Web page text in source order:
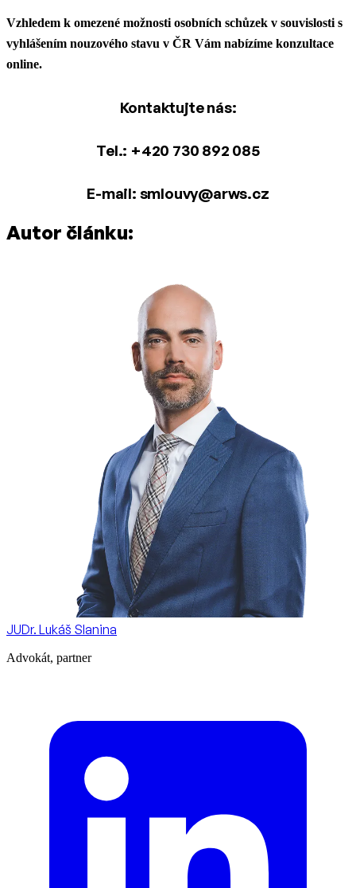
Vzhledem k omezené možnosti osobních schůzek v souvislosti s
vyhlášením nouzového stavu v ČR Vám nabízíme konzultace
online.
Kontaktujte nás:
Tel.: +420 730 892 085
E-mail: smlouvy@arws.cz
Autor článku:
JUDr. Lukáš Slanina
Advokát, partner